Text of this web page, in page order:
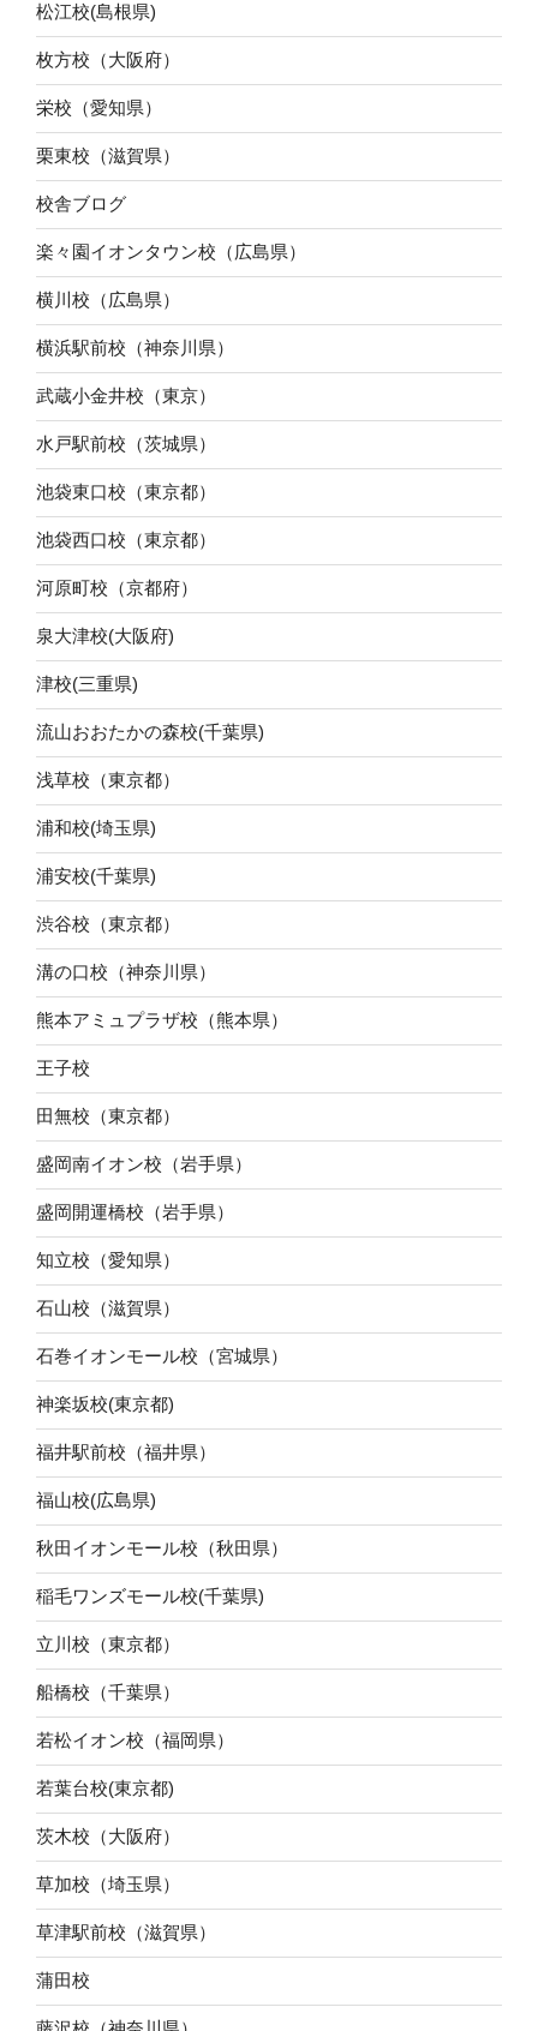
松江校(島根県)
枚方校（大阪府）
栄校（愛知県）
栗東校（滋賀県）
校舎ブログ
楽々園イオンタウン校（広島県）
横川校（広島県）
横浜駅前校（神奈川県）
武蔵小金井校（東京）
水戸駅前校（茨城県）
池袋東口校（東京都）
池袋西口校（東京都）
河原町校（京都府）
泉大津校(大阪府)
津校(三重県)
流山おおたかの森校(千葉県)
浅草校（東京都）
浦和校(埼玉県)
浦安校(千葉県)
渋谷校（東京都）
溝の口校（神奈川県）
熊本アミュプラザ校（熊本県）
王子校
田無校（東京都）
盛岡南イオン校（岩手県）
盛岡開運橋校（岩手県）
知立校（愛知県）
石山校（滋賀県）
石巻イオンモール校（宮城県）
神楽坂校(東京都)
福井駅前校（福井県）
福山校(広島県)
秋田イオンモール校（秋田県）
稲毛ワンズモール校(千葉県)
立川校（東京都）
船橋校（千葉県）
若松イオン校（福岡県）
若葉台校(東京都)
茨木校（大阪府）
草加校（埼玉県）
草津駅前校（滋賀県）
蒲田校